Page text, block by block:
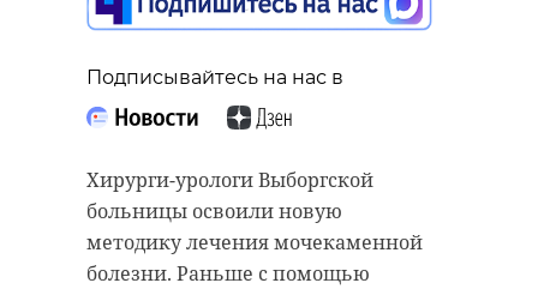
Подписывайтесь на нас в
Хирурги-урологи Выборгской
больницы освоили новую
методику лечения мочекаменной
болезни. Раньше с помощью